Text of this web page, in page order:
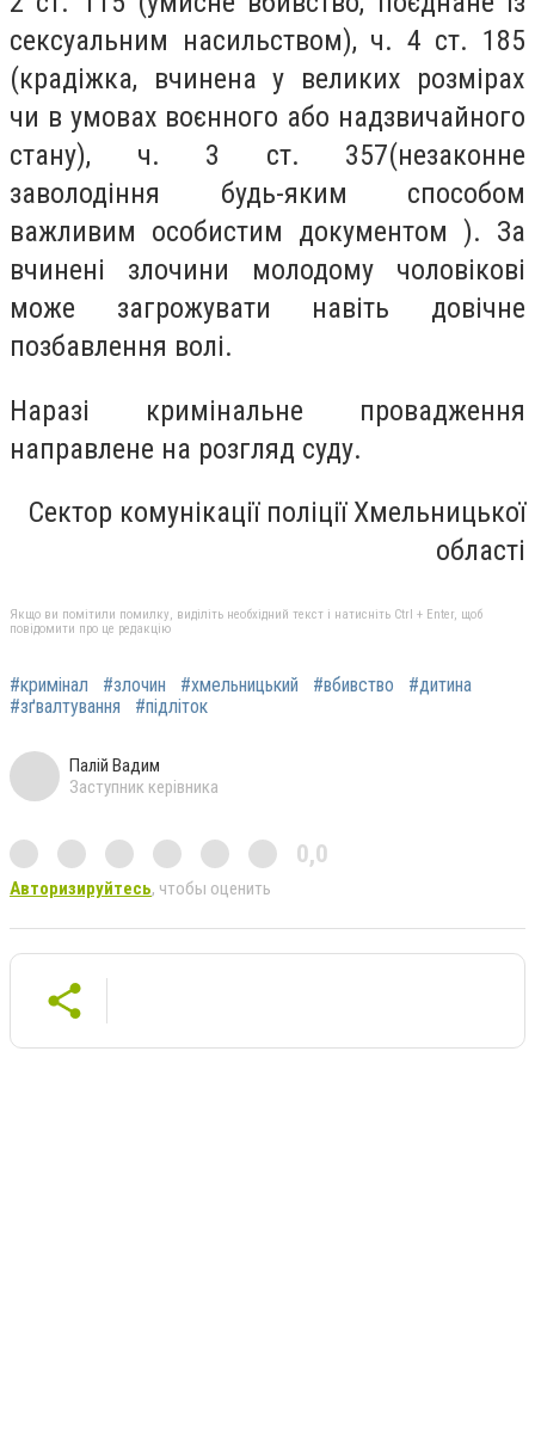
сексуальним насильством), ч. 4 ст. 185
(крадіжка, вчинена у великих розмірах
чи в умовах воєнного або надзвичайного
стану), ч. 3 ст. 357(незаконне
заволодіння будь-яким способом
важливим особистим документом ). За
вчинені злочини молодому чоловікові
може загрожувати навіть довічне
позбавлення волі.
Наразі кримінальне провадження
направлене на розгляд суду.
Сектор комунікації поліції Хмельницької
області
Якщо ви помітили помилку, виділіть необхідний текст і натисніть Ctrl + Enter, щоб
повідомити про це редакцію
#кримінал #злочин #хмельницький #вбивство
#дитина
#зґвалтування
#підліток
Палій Вадим
Заступник керівника
0,0
Авторизируйтесь, чтобы оценить